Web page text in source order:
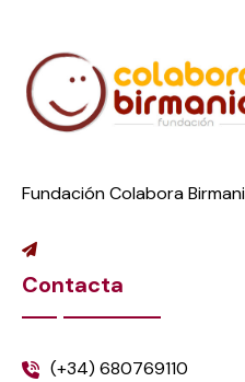
Fundación Colabora
Contacta
(+34) 680769110